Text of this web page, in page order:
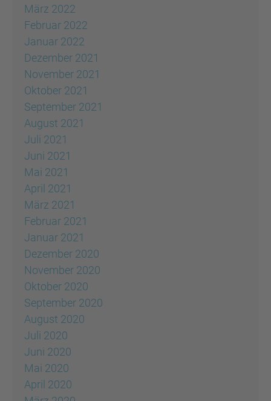
März 2022
Februar 2022
Januar 2022
Dezember 2021
November 2021
Oktober 2021
September 2021
August 2021
Juli 2021
Juni 2021
Mai 2021
April 2021
März 2021
Februar 2021
Januar 2021
Dezember 2020
November 2020
Oktober 2020
September 2020
August 2020
Juli 2020
Juni 2020
Mai 2020
April 2020